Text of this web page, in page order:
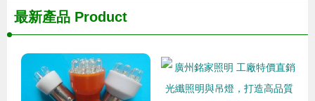
最新產品 Product